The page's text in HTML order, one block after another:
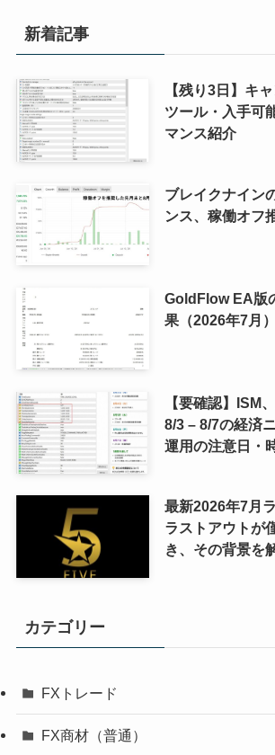
新着記事
【残り3日】キ
ツール・入手可
マンス紹介
ブレイクナイン
ンス、稼働オフ
GoldFlow EA版
果（2026年7月）
【要確認】ISM
8/3 – 8/7の経済
運用の注意日・
最新2026年7月
ラストアウトが
き、その背景を
カテゴリー
FXトレード
FX商材（普通）